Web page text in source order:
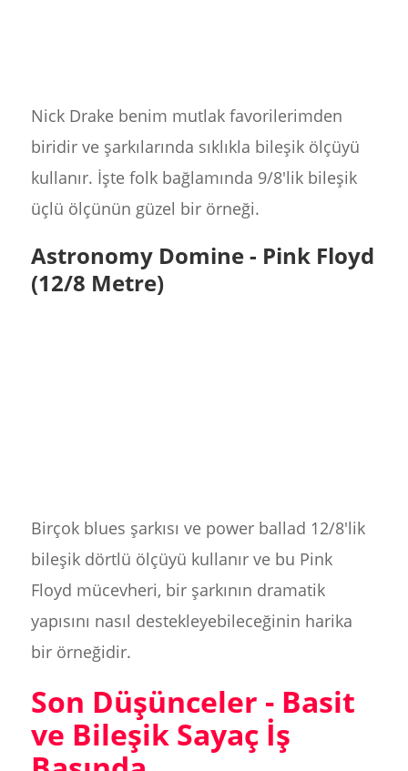
Nick Drake benim mutlak favorilerimden
biridir ve şarkılarında sıklıkla bileşik ölçüyü
kullanır. İşte folk bağlamında 9/8'lik bileşik
üçlü ölçünün güzel bir örneği.
Astronomy Domine - Pink Floyd
(12/8 Metre)
Birçok blues şarkısı ve power ballad 12/8'lik
bileşik dörtlü ölçüyü kullanır ve bu Pink
Floyd mücevheri, bir şarkının dramatik
yapısını nasıl destekleyebileceğinin harika
bir örneğidir.
Son Düşünceler - Basit
ve Bileşik Sayaç İş